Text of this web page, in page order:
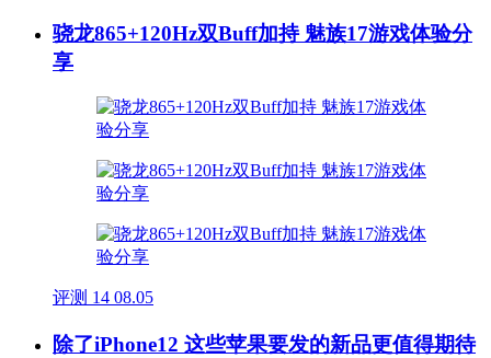
骁龙865+120Hz双Buff加持 魅族17游戏体验分
享
评测 14 08.05
除了iPhone12 这些苹果要发的新品更值得期待